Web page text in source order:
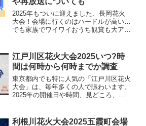
2025年もついに迎えました、長岡花火
大会！会場に行くのはハードルが高い…
でも家族でワイワイおうち観賞も大アリ
ル、そして再放送情報まで、まるっとご
紹介します♪花...
江戸川区花火大会2025いつ?時
間は何時から何時までか調査
東京都内でも特に人気の「江戸川区花火
大会」は、毎年多くの人で賑わいます。
2025年の開催日や時間、見どころ、ア
友人と一緒に、夏の思い出を作りません
利根川花火大会2025五霞町会場